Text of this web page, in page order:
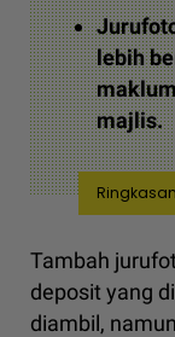
lebih
majlis.
Tambah
deposit yang
diambil,